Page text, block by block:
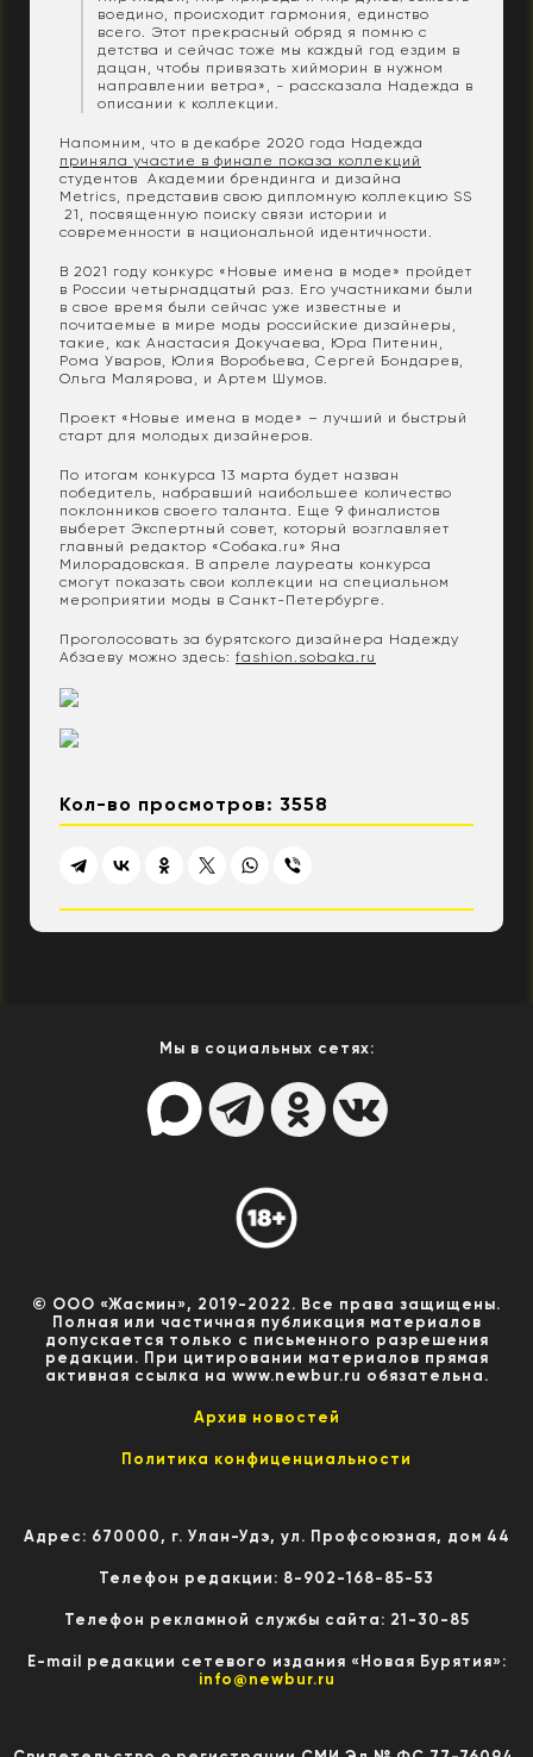
воедино, происходит гармония, единство
всего. Этот прекрасный обряд я помню с
детства и сейчас тоже мы каждый год ездим в
дацан, чтобы привязать хийморин в нужном
направлении ветра», - рассказала Надежда в
описании к коллекции.
Напомним, что в декабре 2020 года Надежда
приняла участие в финале показа коллекций
студентов Академии брендинга и дизайна
Metrics, представив свою дипломную коллекцию SS
21, посвященную поиску связи истории и
современности в национальной идентичности.
В 2021 году конкурс «Новые имена в моде» пройдет
в России четырнадцатый раз. Его участниками были
в свое время были сейчас уже известные и
почитаемые в мире моды российские дизайнеры,
такие, как Анастасия Докучаева, Юра Питенин,
Рома Уваров, Юлия Воробьева, Сергей Бондарев,
Ольга Малярова, и Артем Шумов.
Проект «Новые имена в моде» – лучший и быстрый
старт для молодых дизайнеров.
По итогам конкурса 13 марта будет назван
победитель, набравший наибольшее количество
поклонников своего таланта. Еще 9 финалистов
выберет Экспертный совет, который возглавляет
главный редактор «Собака.ru» Яна
Милорадовская. В апреле лауреаты конкурса
смогут показать свои коллекции на специальном
мероприятии моды в Санкт-Петербурге.
Проголосовать за бурятского дизайнера Надежду
Абзаеву можно здесь: fashion.sobaka.ru
Кол-во просмотров: 3558
Мы в социальных сетях:
© ООО «Жасмин», 2019-2022. Все права защищены.
Полная или частичная публикация материалов
допускается только с письменного разрешения
редакции. При цитировании материалов прямая
активная ссылка на www.newbur.ru обязательна.
Архив новостей
Политика конфиценциальности
Адрес: 670000, г. Улан-Удэ, ул. Профсоюзная, дом 44
Телефон редакции: 8-902-168-85-53
Телефон рекламной службы сайта: 21-30-85
E-mail редакции сетевого издания «Новая Бурятия»:
info@newbur.ru